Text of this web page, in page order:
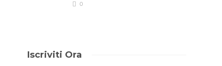
0
Iscriviti Ora